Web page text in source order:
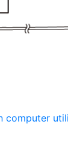
computer